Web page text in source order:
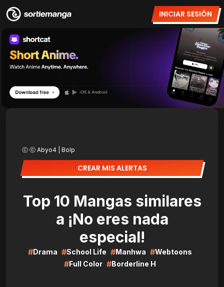
INICIAR SESIÓN
ⓒ ⓒ Abyo4 | Bolp
CREAR MIS ALERTAS
Top 10 Mangas similares
a ¡No eres nada
especial!
#Drama #School Life #Manhwa #Webtoons
#Full Color #Borderline H